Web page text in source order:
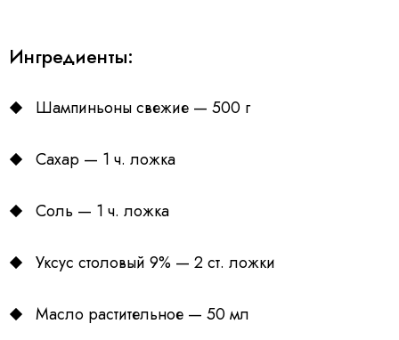
Ингредиенты:
Шампиньоны свежие — 500 г
Сахар — 1 ч. ложка
Соль — 1 ч. ложка
Уксус столовый 9% — 2 ст. ложки
Масло растительное — 50 мл